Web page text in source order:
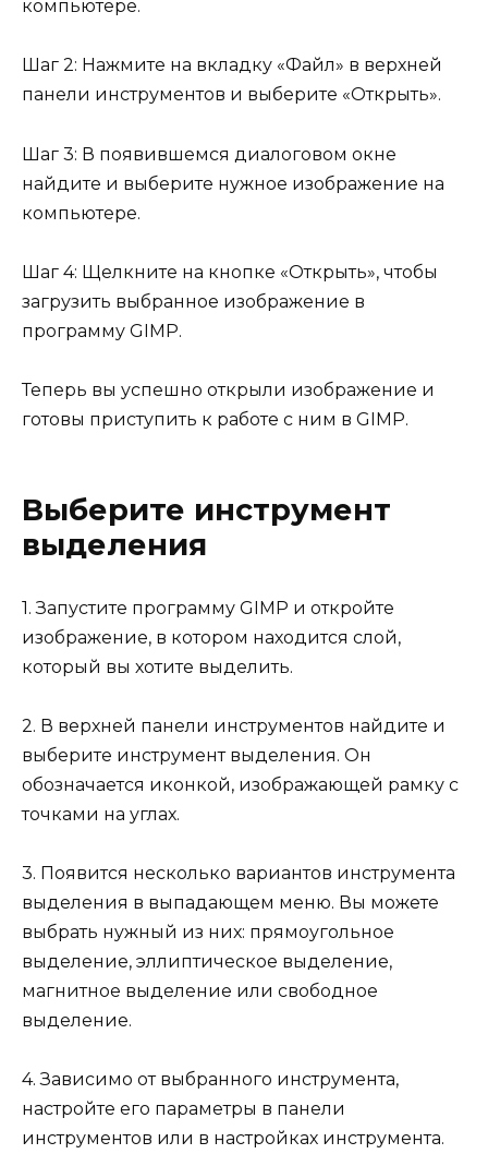
компьютере.
Шаг 2: Нажмите на вкладку «Файл» в верхней
панели инструментов и выберите «Открыть».
Шаг 3: В появившемся диалоговом окне
найдите и выберите нужное изображение на
компьютере.
Шаг 4: Щелкните на кнопке «Открыть», чтобы
загрузить выбранное изображение в
программу GIMP.
Теперь вы успешно открыли изображение и
готовы приступить к работе с ним в GIMP.
Выберите инструмент
выделения
1. Запустите программу GIMP и откройте
изображение, в котором находится слой,
который вы хотите выделить.
2. В верхней панели инструментов найдите и
выберите инструмент выделения. Он
обозначается иконкой, изображающей рамку с
точками на углах.
3. Появится несколько вариантов инструмента
выделения в выпадающем меню. Вы можете
выбрать нужный из них: прямоугольное
выделение, эллиптическое выделение,
магнитное выделение или свободное
выделение.
4. Зависимо от выбранного инструмента,
настройте его параметры в панели
инструментов или в настройках инструмента.